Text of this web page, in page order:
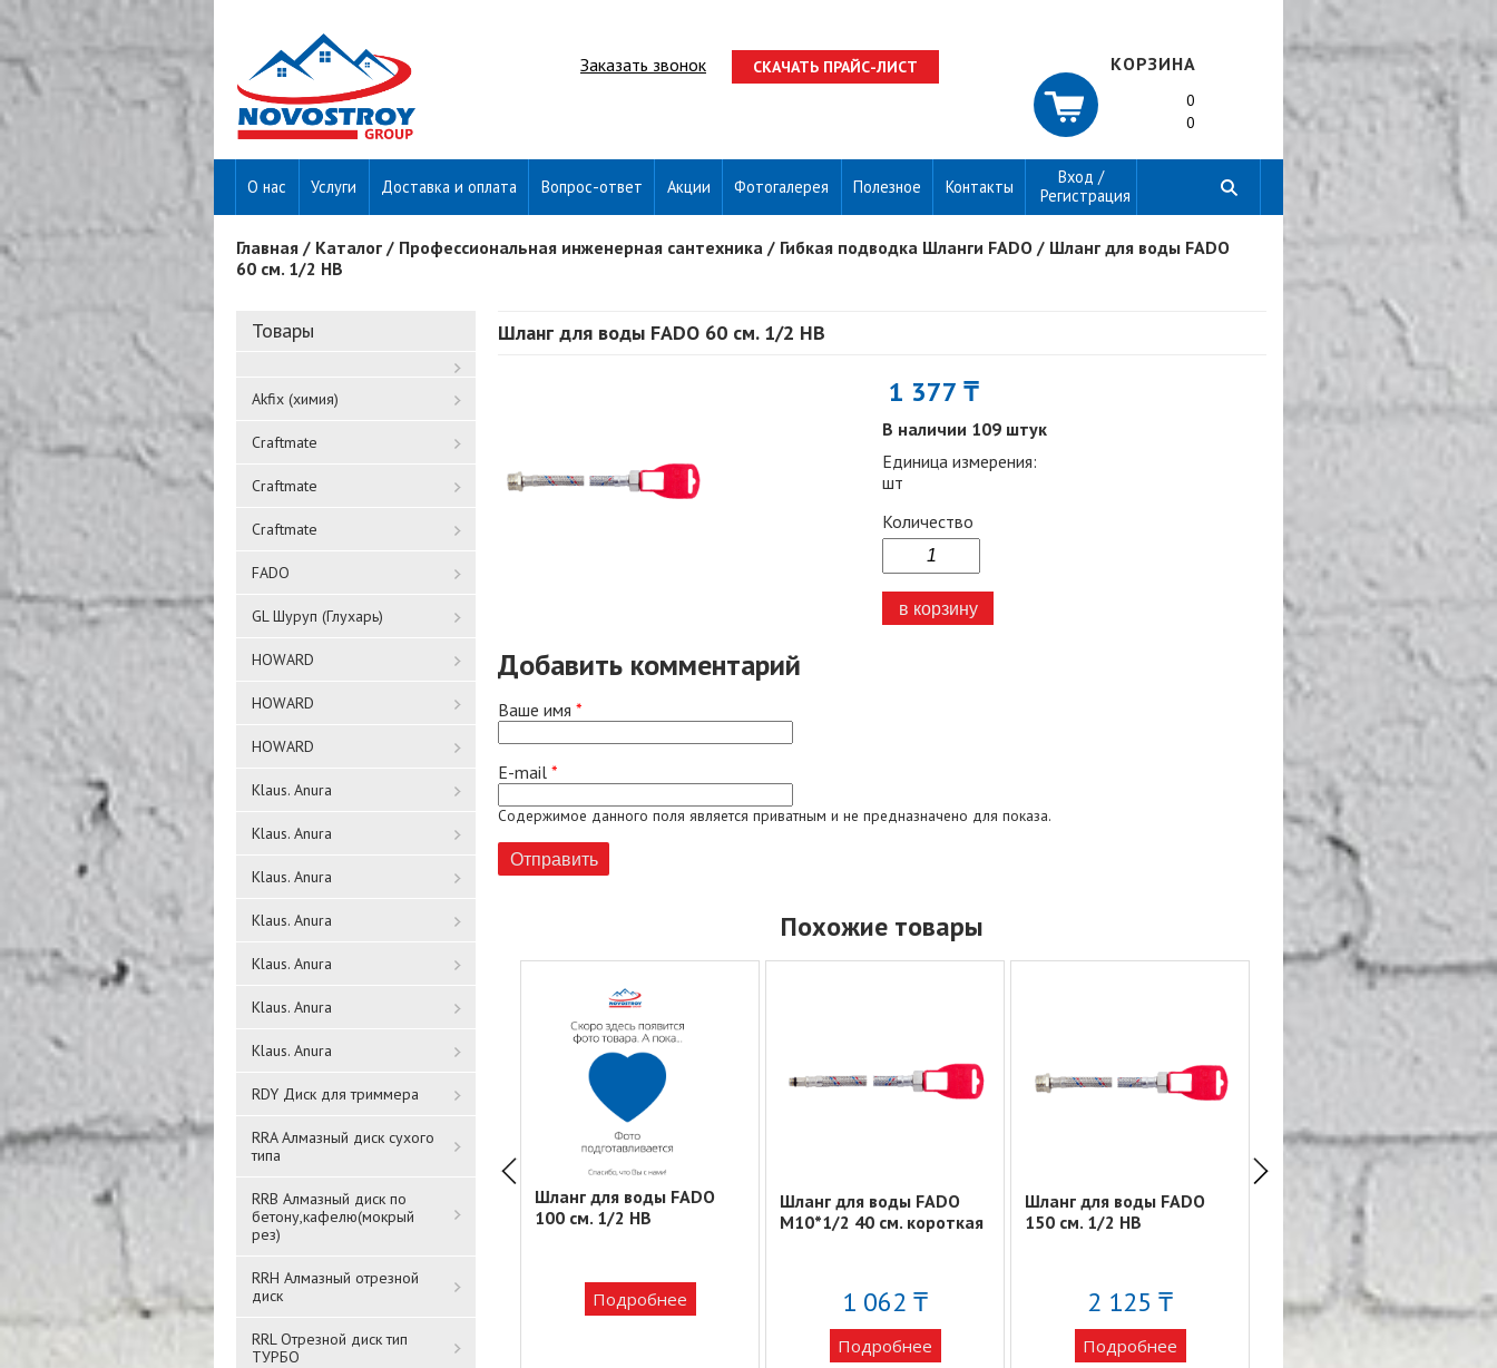
Заказать звонок СКАЧАТЬ ПРАЙС-ЛИСТ КОРЗИНА
0
0
О нас Услуги Доставка и оплата Вопрос-ответ Акции Фотогалерея Полезное Контакты
Вход /
Регистрация
Вы здесь
Главная / Каталог / Профессиональная инженерная сантехника / Гибкая подводка Шланги FADO / Шланг для воды FADO
60 см. 1/2 НВ
Товары
Akfix (химия)
Craftmate
Craftmate
Craftmate
FADO
GL Шуруп (Глухарь)
HOWARD
HOWARD
HOWARD
Klaus. Anura
Klaus. Anura
Klaus. Anura
Klaus. Anura
Klaus. Anura
Klaus. Anura
Klaus. Anura
RDY Диск для триммера
RRA Алмазный диск сухого
типа
RRB Алмазный диск по
бетону,кафелю(мокрый
рез)
RRH Алмазный отрезной
диск
RRL Отрезной диск тип
ТУРБО
Шланг для воды FADO 60 см. 1/2 НВ
1 377 ₸
В наличии 109 штук
Единица измерения:
шт
Количество
Добавить комментарий
Ваше имя *
E-mail *
Содержимое данного поля является приватным и не предназначено для показа.
Похожие товары
Шланг для воды FADO
120 см. 1/2 НВ
1 902 ₸
Шланг для воды FADO
M10х1/2"120 см длинная
1 859 ₸
Подробнее
Шланг для воды FADO
100 см. 1/2 НВ
Подробнее
Шланг для воды FADO
M10*1/2 40 см. короткая
1 062 ₸
Подробнее
Шланг для воды FADO
150 см. 1/2 НВ
2 125 ₸
Подробнее
Шланг для воды FADO
200 см. 1/2 НВ
2 531 ₸